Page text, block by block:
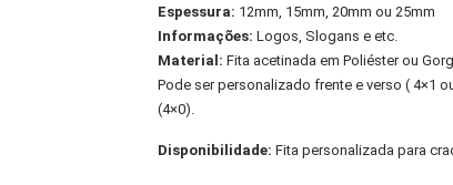
Espessura: 12mm, 15mm, 20mm ou 25mm
Informações:Logos, Slogans e etc.
Material: Fita acetinada em Poliéster ou
Pode ser personalizado frente e verso ( 4×1
(4×0).
Disponibilidade:Fita personalizada para